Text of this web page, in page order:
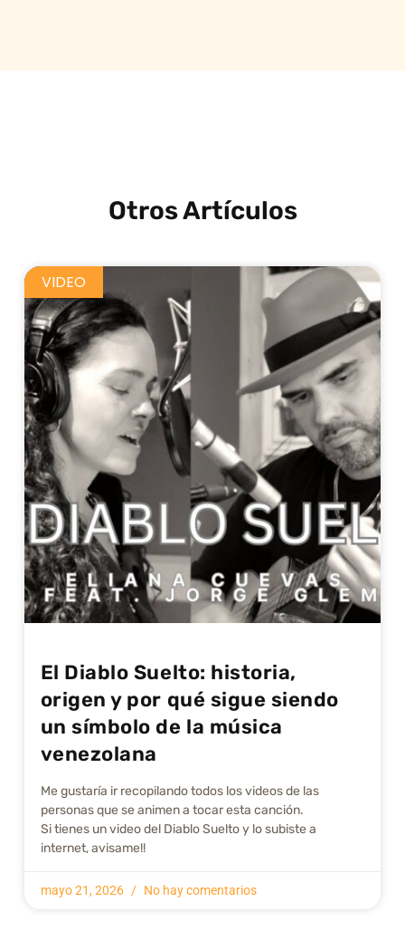
Otros Artículos
VIDEO
El Diablo Suelto: historia,
origen y por qué sigue siendo
un símbolo de la música
venezolana
Me gustarí­a ir recopilando todos los videos de las
personas que se animen a tocar esta canción.
Si tienes un video del Diablo Suelto y lo subiste a
internet, avisame!!
mayo 21, 2026 No hay comentarios